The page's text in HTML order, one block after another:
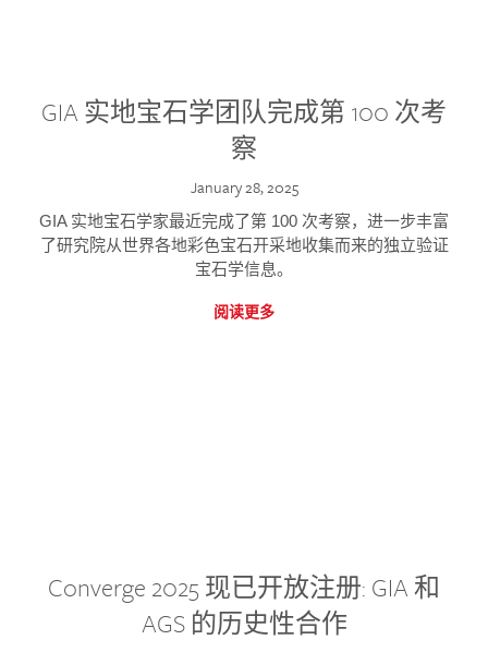
GIA 实地宝石学团队完成第 100 次考
察
January 28, 2025
GIA 实地宝石学家最近完成了第 100 次考察，进一步丰富
了研究院从世界各地彩色宝石开采地收集而来的独立验证
宝石学信息。
阅读更多
Converge 2025 现已开放注册: GIA 和
AGS 的历史性合作